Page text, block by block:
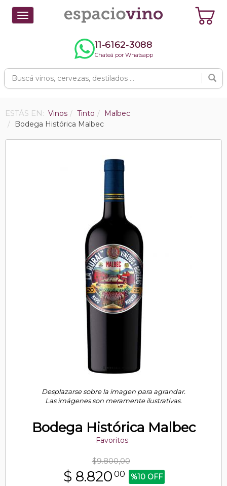
Toggle
navigation
11-6162-3088
Chateá por Whatsapp
ESTÁS EN: Vinos Tinto
Malbec
Bodega Histórica Malbec
Desplazarse sobre la imagen para agrandar.
Las imágenes son meramente ilustrativas.
Bodega Histórica Malbec
Favoritos
$9.800,00
$ 8.820 00 %10 OFF